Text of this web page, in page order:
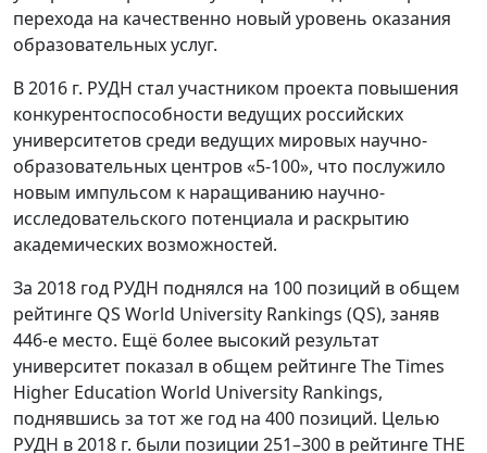
перехода на качественно новый уровень оказания
образовательных услуг.
В 2016 г. РУДН стал участником проекта повышения
конкурентоспособности ведущих российских
университетов среди ведущих мировых научно-
образовательных центров «5-100», что послужило
новым импульсом к наращиванию научно-
исследовательского потенциала и раскрытию
академических возможностей.
За 2018 год РУДН поднялся на 100 позиций в общем
рейтинге QS World University Rankings (QS), заняв
446-е место. Ещё более высокий результат
университет показал в общем рейтинге The Times
Higher Education World University Rankings,
поднявшись за тот же год на 400 позиций. Целью
РУДН в 2018 г. были позиции 251–300 в рейтинге THE